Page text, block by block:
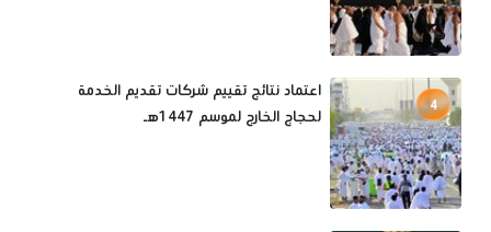
4
اعتماد نتائج تقييم شركات تقديم الخدمة
لحجاج الخارج لموسم 1447هـ